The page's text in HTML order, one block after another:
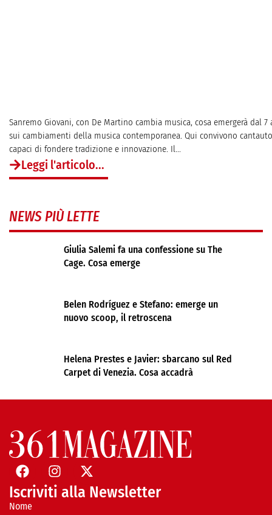
Sanremo Giovani, con De Martino cambia musica, cosa emergerà
sui cambiamenti della musica contemporanea. Qui convivono
capaci di fondere tradizione e innovazione. Il...
Leggi l'articolo...
NEWS PIÙ LETTE
Giulia Salemi fa una confessione su The
Cage. Cosa emerge
Belen Rodríguez e Stefano: emerge un
nuovo scoop, il retroscena
Helena Prestes e Javier: sbarcano sul Red
Carpet di Venezia. Cosa accadrà
Iscriviti alla Newsletter
Nome